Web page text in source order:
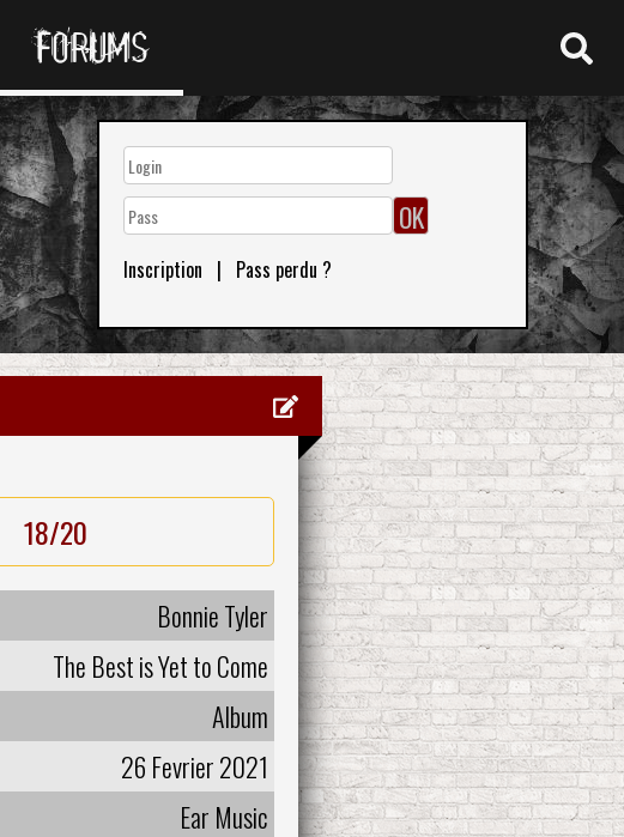
FORUMS
Inscription | Pass perdu ?
18/20
Bonnie Tyler
The Best is Yet to Come
Album
26 Fevrier 2021
Ear Music